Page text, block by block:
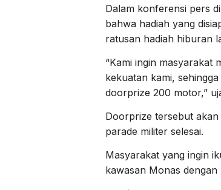
Dalam konferensi pers
bahwa hadiah yang
ratusan hadiah hiburan
“Kami ingin masyarakat
kekuatan kami,
doorprize 200 motor,”
Doorprize tersebut
parade militer selesai.
Masyarakat yang ingin
kawasan Monas